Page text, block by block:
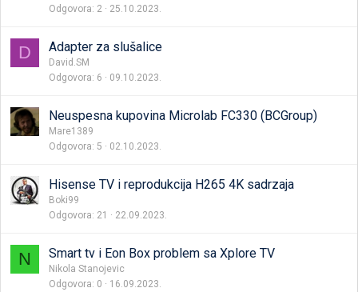
Odgovora 2 25.10.2023.
D Adapter za slušalice
David.SM
Odgovora 6 09.10.2023.
Neuspesna kupovina Microlab FC330 (BCGroup)
Mare1389
Odgovora 5 02.10.2023.
Hisense TV i reprodukcija H265 4K sadrzaja
Boki99
Odgovora 21 22.09.2023.
N Smart tv i Eon Box problem sa Xplore TV
Nikola Stanojevic
Odgovora 0 16.09.2023.